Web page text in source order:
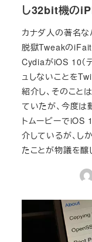
し32bit機の
カナダ人の著名
脱獄Tweakの
CydiaがiOS 10（
ュしないことを
紹介し、そのこと
ていたが、今度は
トムービーでiOS
介しているが、し
たことが物議を醸